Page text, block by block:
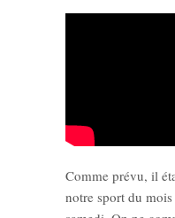
Comme prévu, il
notre sport du